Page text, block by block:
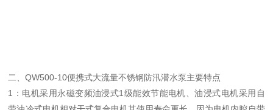
二、QW500-10便携式大流量不锈钢防汛潜水泵主要特点
1：电机采用永磁变频油浸式1级能效节能电机、油浸式电机采用自